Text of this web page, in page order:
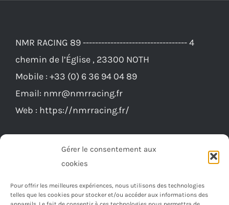
Gérer le consentement aux
cookies
Pour offrir les meilleures expériences, nous utilisons des technologies
telles que les cookies pour stocker et/ou accéder aux informations des
peuvent
être
choisies
sur
la
du
produit
NMR RACING 89 ---------------------------------- 4
chemin de l’Église , 23300 NOTH
Mobile : +33 (0) 6 36 94 04 89
Email: nmr@nmrracing.fr
Web : https://nmrracing.fr/